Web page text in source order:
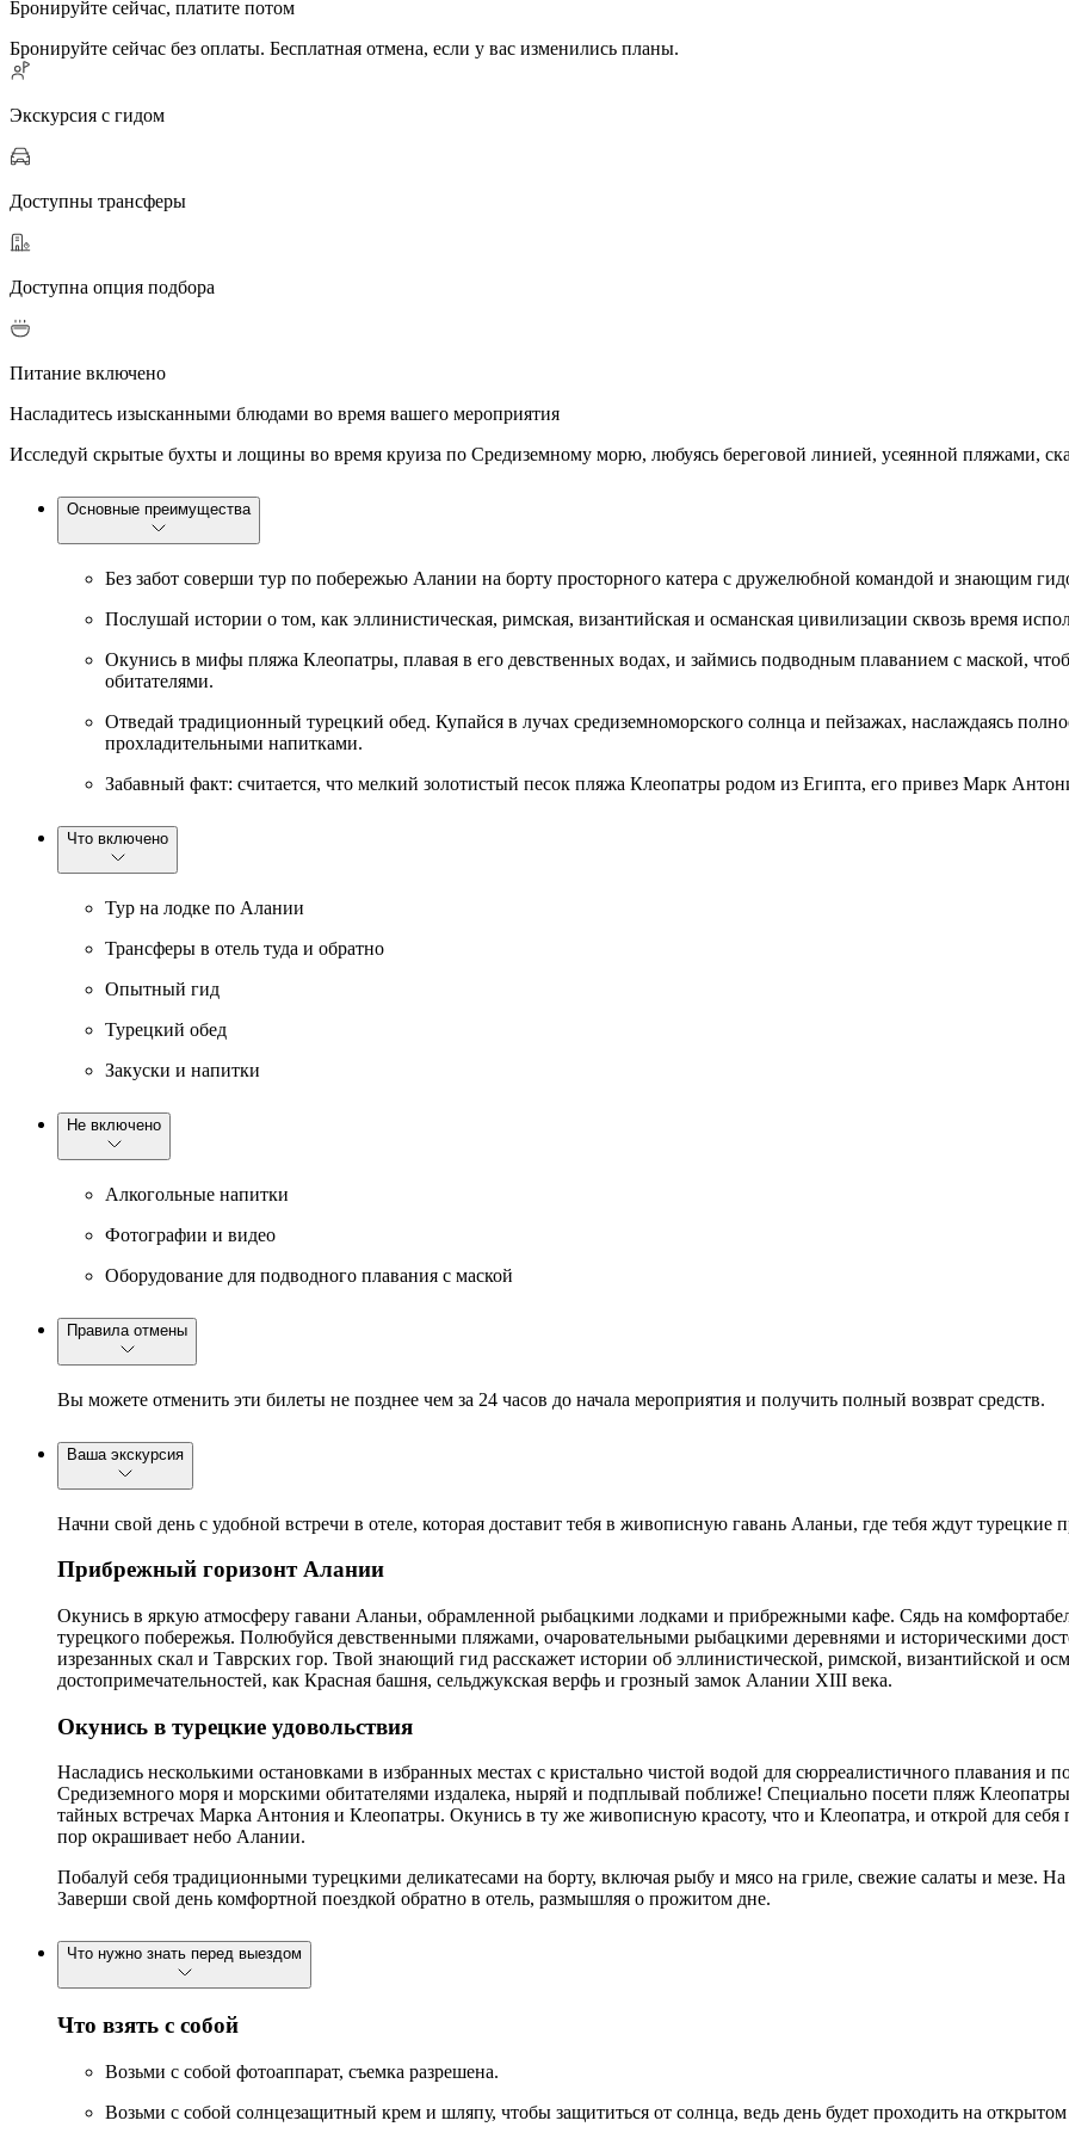
Бронируйте сейчас, платите потом
Бронируйте сейчас без оплаты. Бесплатная отмена, если у вас изменились планы.
Экскурсия с гидом
Доступны трансферы
Доступна опция подбора
Питание включено
Насладитесь изысканными блюдами во время вашего мероприятия
Исследуй скрытые бухты и лощины во время круиза по Средиземному морю, любуясь береговой линией, усеянной пляжами,
Основные преимущества
Без забот соверши тур по побережью Алании на борту просторного катера с дружелюбной командой и знающим
Послушай истории о том, как эллинистическая, римская, византийская и османская цивилизации сквозь время
Окунись в мифы пляжа Клеопатры, плавая в его девственных водах, и займись подводным плаванием с маской,
обитателями.
Отведай традиционный турецкий обед. Купайся в лучах средиземноморского солнца и пейзажах, наслаждаясь
прохладительными напитками.
Забавный факт: считается, что мелкий золотистый песок пляжа Клеопатры родом из Египта, его привез Марк
Что включено
Тур на лодке по Алании
Трансферы в отель туда и обратно
Опытный гид
Турецкий обед
Закуски и напитки
Не включено
Алкогольные напитки
Фотографии и видео
Оборудование для подводного плавания с маской
Правила отмены
Вы можете отменить эти билеты не позднее чем за 24 часов до начала мероприятия и получить полный возврат средств.
Ваша экскурсия
Начни свой день с удобной встречи в отеле, которая доставит тебя в живописную гавань Аланьи, где тебя ждут турецкие
Прибрежный горизонт Алании
Окунись в яркую атмосферу гавани Аланьи, обрамленной рыбацкими лодками и прибрежными кафе. Сядь на
турецкого побережья. Полюбуйся девственными пляжами, очаровательными рыбацкими деревнями и историческими
изрезанных скал и Таврских гор. Твой знающий гид расскажет истории об эллинистической, римской, византийской и
достопримечательностей, как Красная башня, сельджукская верфь и грозный замок Алании XIII века.
Окунись в турецкие удовольствия
Насладись несколькими остановками в избранных местах с кристально чистой водой для сюрреалистичного плавания и
Средиземного моря и морскими обитателями издалека, ныряй и подплывай поближе! Специально посети пляж
тайных встречах Марка Антония и Клеопатры. Окунись в ту же живописную красоту, что и Клеопатра, и открой для
пор окрашивает небо Алании.
Побалуй себя традиционными турецкими деликатесами на борту, включая рыбу и мясо на гриле, свежие салаты и мезе.
Заверши свой день комфортной поездкой обратно в отель, размышляя о прожитом дне.
Что нужно знать перед выездом
Что взять с собой
Возьми с собой фотоаппарат, съемка разрешена.
Возьми с собой солнцезащитный крем и шляпу, чтобы защититься от солнца, ведь день будет проходить на открытом